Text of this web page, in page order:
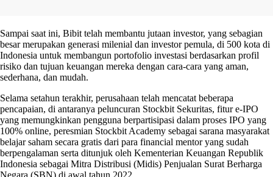
Sampai saat ini, Bibit telah membantu jutaan investor, yang sebagian
besar merupakan generasi milenial dan investor pemula, di 500 kota di
Indonesia untuk membangun portofolio investasi berdasarkan profil
risiko dan tujuan keuangan mereka dengan cara-cara yang aman,
sederhana, dan mudah.
Selama setahun terakhir, perusahaan telah mencatat beberapa
pencapaian, di antaranya peluncuran Stockbit Sekuritas, fitur e-IPO
yang memungkinkan pengguna berpartisipasi dalam proses IPO yang
100% online, peresmian Stockbit Academy sebagai sarana masyarakat
belajar saham secara gratis dari para financial mentor yang sudah
berpengalaman serta ditunjuk oleh Kementerian Keuangan Republik
Indonesia sebagai Mitra Distribusi (Midis) Penjualan Surat Berharga
Negara (SBN) di awal tahun 2022.